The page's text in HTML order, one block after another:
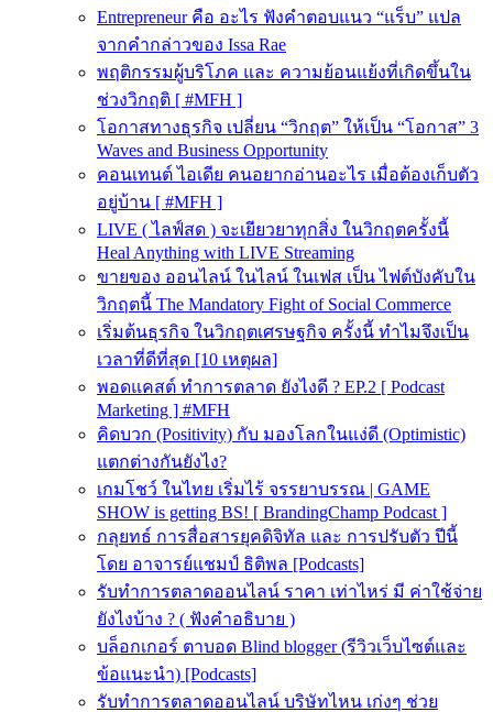
Entrepreneur คือ อะไร ฟังคำตอบแนว “แร็บ” แปล
จากคำกล่าวของ Issa Rae
พฤติกรรมผู้บริโภค และ ความย้อนแย้งที่เกิดขึ้นใน
ช่วงวิกฤติ [ #MFH ]
โอกาสทางธุรกิจ เปลี่ยน “วิกฤต” ให้เป็น “โอกาส” 3
Waves and Business Opportunity
คอนเทนต์ ไอเดีย คนอยากอ่านอะไร เมื่อต้องเก็บตัว
อยู่บ้าน [ #MFH ]
LIVE ( ไลฟ์สด ) จะเยียวยาทุกสิ่ง ในวิกฤตครั้งนี้
Heal Anything with LIVE Streaming
ขายของ ออนไลน์ ในไลน์ ในเฟส เป็น ไฟต์บังคับใน
วิกฤตนี้ The Mandatory Fight of Social Commerce
เริ่มต้นธุรกิจ ในวิกฤตเศรษฐกิจ ครั้งนี้ ทำไมจึงเป็น
เวลาที่ดีที่สุด [10 เหตุผล]
พอดแคสต์ ทำการตลาด ยังไงดี ? EP.2 [ Podcast
Marketing ] #MFH
คิดบวก (Positivity) กับ มองโลกในแง่ดี (Optimistic)
แตกต่างกันยังไง?
เกมโชว์ ในไทย เริ่มไร้ จรรยาบรรณ | GAME
SHOW is getting BS! [ BrandingChamp Podcast ]
กลุยทธ์ การสื่อสารยุคดิจิทัล และ การปรับตัว ปีนี้
โดย อาจารย์แชมป์ ธิติพล [Podcasts]
รับทำการตลาดออนไลน์ ราคา เท่าไหร่ มี ค่าใช้จ่าย
ยังไงบ้าง ? ( ฟังคำอธิบาย )
บล็อกเกอร์ ตาบอด Blind blogger (รีวิวเว็บไซต์และ
ข้อแนะนำ) [Podcasts]
รับทําการตลาดออนไลน์ บริษัทไหน เก่งๆ ช่วย